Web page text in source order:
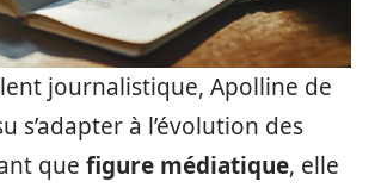
journalistique, Apolline de
s’adapter à l’évolution des
que figure médiatique, elle